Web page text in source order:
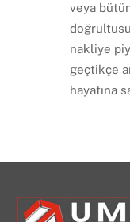
veya
nakliye
geçtikçe
hayatına